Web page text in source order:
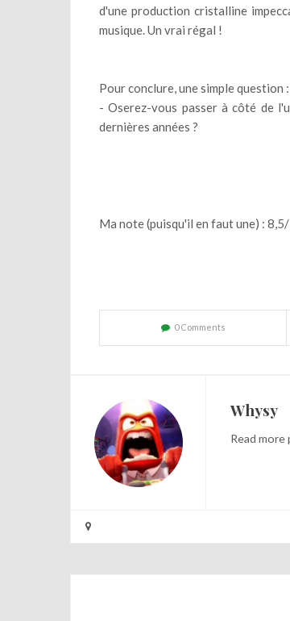
d'une production cristalline
musique. Un vrai régal !
Pour conclure, une simple question :
- Oserez-vous passer à côté de
dernières années ?
Ma note (puisqu'il en faut une) :
0 Comments
Whysy
Read more